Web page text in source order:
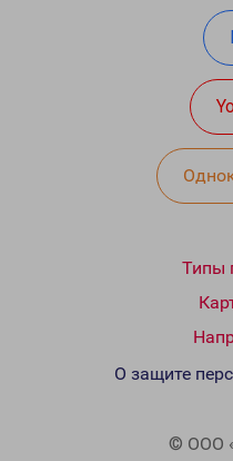
Типы
© ООО
О защите